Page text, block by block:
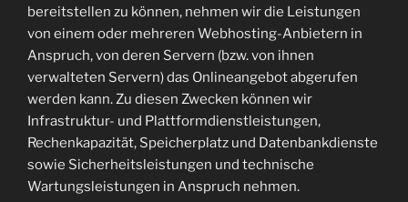
bereitstellen zu können, nehmen wir die Leistungen
von einem oder mehreren Webhosting-Anbietern in
Anspruch, von deren Servern (bzw. von ihnen
verwalteten Servern) das Onlineangebot abgerufen
werden kann. Zu diesen Zwecken können wir
Infrastruktur- und Plattformdienstleistungen,
Rechenkapazität, Speicherplatz und Datenbankdienste
sowie Sicherheitsleistungen und technische
Wartungsleistungen in Anspruch nehmen.